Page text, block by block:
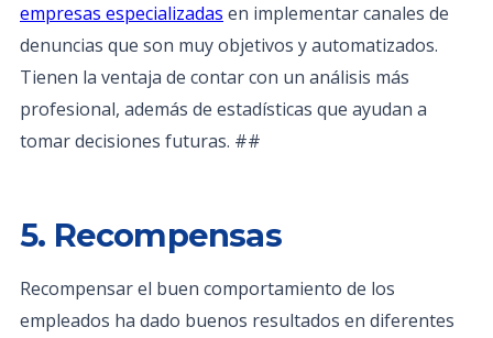
empresas especializadas en implementar canales de
denuncias que son muy objetivos y automatizados.
Tienen la ventaja de contar con un análisis más
profesional, además de estadísticas que ayudan a
tomar decisiones futuras. ##
5. Recompensas
Recompensar el buen comportamiento de los
empleados ha dado buenos resultados en diferentes